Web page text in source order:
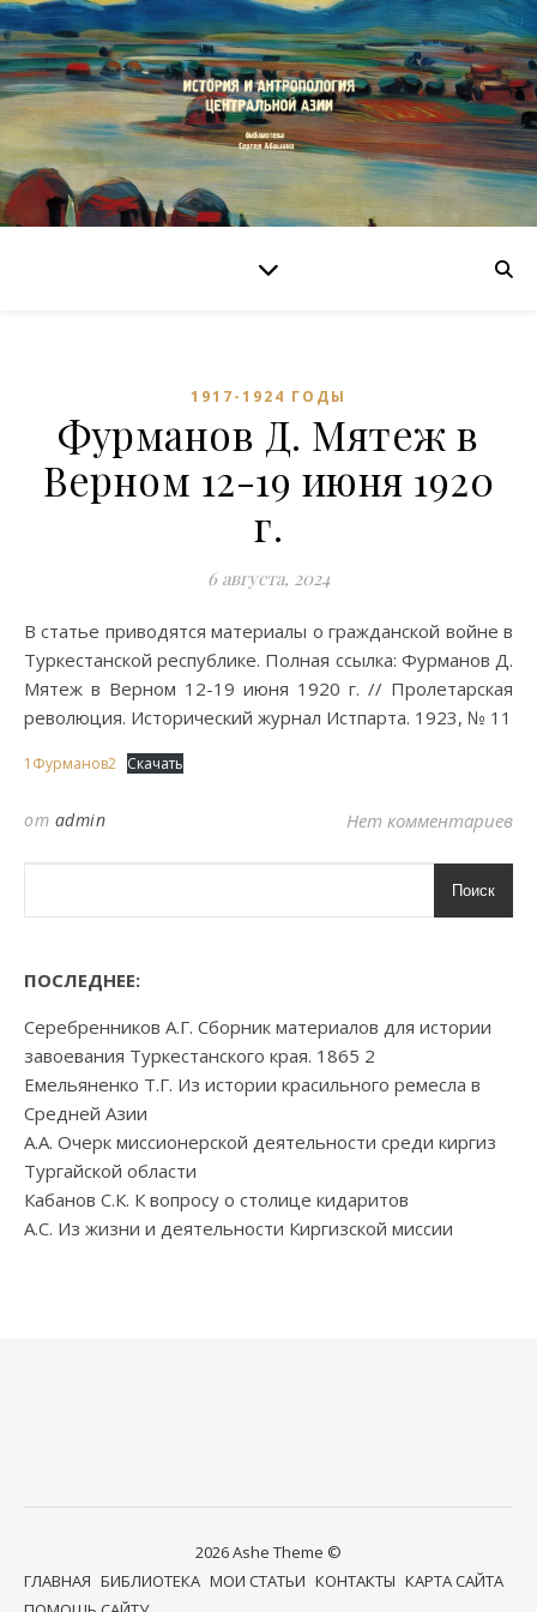
1917-1924 ГОДЫ
Фурманов Д. Мятеж в
Верном 12-19 июня 1920
г.
6 августа, 2024
В статье приводятся материалы о гражданской войне в
Туркестанской республике. Полная ссылка: Фурманов Д.
Мятеж в Верном 12-19 июня 1920 г. // Пролетарская
революция. Исторический журнал Истпарта. 1923, № 11
1Фурманов2 Скачать
от admin Нет комментариев
Поиск
ПОСЛЕДНЕЕ:
Серебренников А.Г. Сборник материалов для истории
завоевания Туркестанского края. 1865 2
Емельяненко Т.Г. Из истории красильного ремесла в
Средней Азии
А.А. Очерк миссионерской деятельности среди киргиз
Тургайской области
Кабанов С.К. К вопросу о столице кидаритов
А.С. Из жизни и деятельности Киргизской миссии
2026 Ashe Theme ©
ГЛАВНАЯ БИБЛИОТЕКА МОИ СТАТЬИ КОНТАКТЫ КАРТА САЙТА